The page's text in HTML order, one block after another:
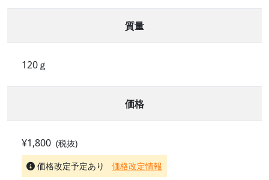
質量
120ｇ
価格
¥1,800 (税抜)
価格改定予定あり
価格改定情報